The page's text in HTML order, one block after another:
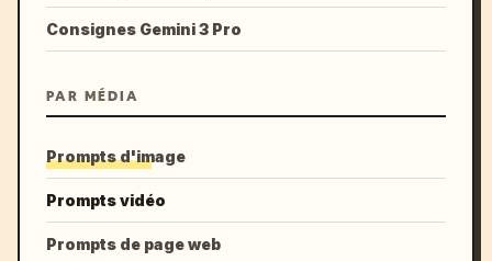
Consignes Gemini 3 Pro
PAR MÉDIA
Prompts d'image
Prompts vidéo
Prompts de page web